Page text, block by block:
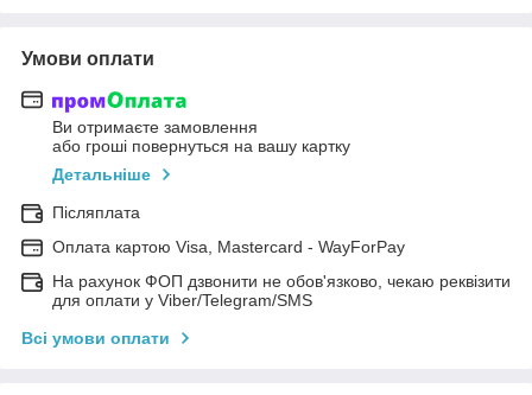
Умови оплати
Ви отримаєте замовлення
або гроші повернуться на вашу картку
Детальніше
Післяплата
Оплата картою Visa, Mastercard - WayForPay
На рахунок ФОП дзвонити не обов'язково, чекаю реквізити
для оплати у Viber/Telegram/SMS
Всі умови оплати